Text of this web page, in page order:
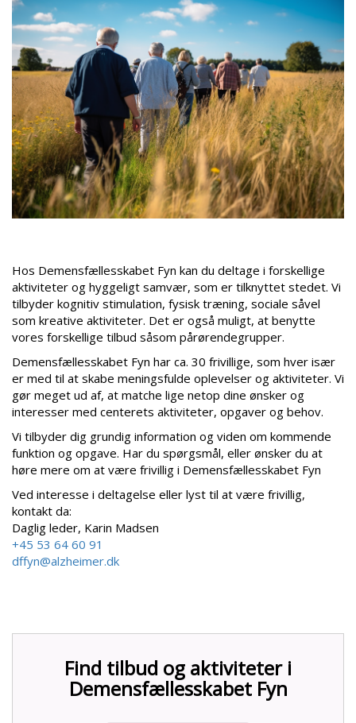
Hos Demensfællesskabet Fyn kan du deltage i forskellige
aktiviteter og hyggeligt samvær, som er tilknyttet stedet. Vi
tilbyder kognitiv stimulation, fysisk træning, sociale såvel
som kreative aktiviteter. Det er også muligt, at benytte
vores forskellige tilbud såsom pårørendegrupper.
Demensfællesskabet Fyn har ca. 30 frivillige, som hver især
er med til at skabe meningsfulde oplevelser og aktiviteter. Vi
gør meget ud af, at matche lige netop dine ønsker og
interesser med centerets aktiviteter, opgaver og behov.
Vi tilbyder dig grundig information og viden om kommende
funktion og opgave. Har du spørgsmål, eller ønsker du at
høre mere om at være frivillig i Demensfællesskabet Fyn
Ved interesse i deltagelse eller lyst til at være frivillig,
kontakt da:
Daglig leder, Karin Madsen
+45 53 64 60 91
dffyn@alzheimer.dk
Find tilbud og aktiviteter i
Demensfællesskabet Fyn